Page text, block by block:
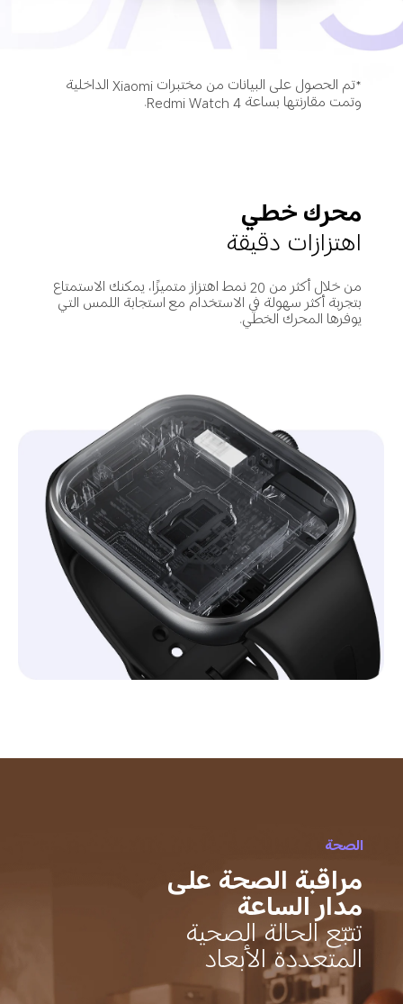
*تم الحصول على البيانات من مختبرات Xiaomi الداخلية
وتمت مقارنتها بساعة Redmi Watch 4.
محرك خطي
اهتزازات دقيقة
من خلال أكثر من 20 نمط اهتزاز متميزًا، يمكنك الاستمتاع
بتجربة أكثر سهولة في الاستخدام مع استجابة اللمس التي
يوفرها المحرك الخطي.
الصحة
مراقبة الصحة على
مدار الساعة
تتبّع الحالة الصحية
المتعددة الأبعاد